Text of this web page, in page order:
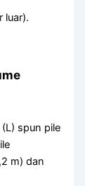
luar).
spun pile
m) dan